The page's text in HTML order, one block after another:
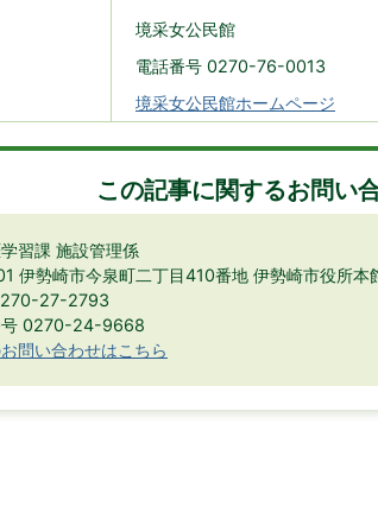
境采女公民館
電話番号 0270-76-0013
境采女公民館ホームページ
この記事に関するお問い
習課 施設管理係
伊勢崎市今泉町二丁目410番地 伊勢崎市役所本
27-2793
号 0270-24-9668
問い合わせはこちら